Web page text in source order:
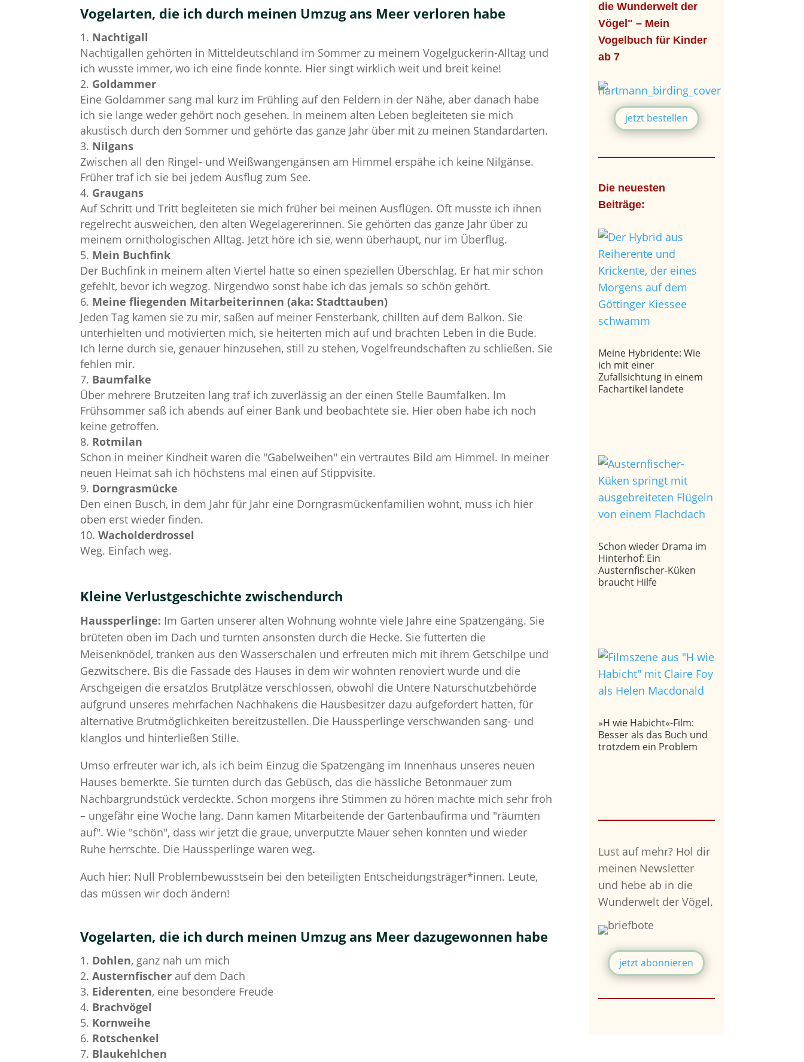
Vogelarten, die ich durch meinen Umzug ans Meer verloren habe
Nachtigall
Nachtigallen gehörten in Mitteldeutschland im Sommer zu meinem Vogelguckerin-Alltag und
ich wusste immer, wo ich eine finde konnte. Hier singt wirklich weit und breit keine!
Goldammer
Eine Goldammer sang mal kurz im Frühling auf den Feldern in der Nähe, aber danach habe
ich sie lange weder gehört noch gesehen. In meinem alten Leben begleiteten sie mich
akustisch durch den Sommer und gehörte das ganze Jahr über mit zu meinen Standardarten.
Nilgans
Zwischen all den Ringel- und Weißwangengänsen am Himmel erspähe ich keine Nilgänse.
Früher traf ich sie bei jedem Ausflug zum See.
Graugans
Auf Schritt und Tritt begleiteten sie mich früher bei meinen Ausflügen. Oft musste ich ihnen
regelrecht ausweichen, den alten Wegelagererinnen. Sie gehörten das ganze Jahr über zu
meinem ornithologischen Alltag. Jetzt höre ich sie, wenn überhaupt, nur im Überflug.
Mein Buchfink
Der Buchfink in meinem alten Viertel hatte so einen speziellen Überschlag. Er hat mir schon
gefehlt, bevor ich wegzog. Nirgendwo sonst habe ich das jemals so schön gehört.
Meine fliegenden Mitarbeiterinnen (aka: Stadttauben)
Jeden Tag kamen sie zu mir, saßen auf meiner Fensterbank, chillten auf dem Balkon. Sie
unterhielten und motivierten mich, sie heiterten mich auf und brachten Leben in die Bude.
Ich lerne durch sie, genauer hinzusehen, still zu stehen, Vogelfreundschaften zu schließen. Sie
fehlen mir.
Baumfalke
Über mehrere Brutzeiten lang traf ich zuverlässig an der einen Stelle Baumfalken. Im
Frühsommer saß ich abends auf einer Bank und beobachtete sie. Hier oben habe ich noch
keine getroffen.
Rotmilan
Schon in meiner Kindheit waren die "Gabelweihen" ein vertrautes Bild am Himmel. In meiner
neuen Heimat sah ich höchstens mal einen auf Stippvisite.
Dorngrasmücke
Den einen Busch, in dem Jahr für Jahr eine Dorngrasmückenfamilien wohnt, muss ich hier
oben erst wieder finden.
Wacholderdrossel
Weg. Einfach weg.
Kleine Verlustgeschichte zwischendurch
Haussperlinge: Im Garten unserer alten Wohnung wohnte viele Jahre eine Spatzengäng. Sie
brüteten oben im Dach und turnten ansonsten durch die Hecke. Sie futterten die
Meisenknödel, tranken aus den Wasserschalen und erfreuten mich mit ihrem Getschilpe und
Gezwitschere. Bis die Fassade des Hauses in dem wir wohnten renoviert wurde und die
Arschgeigen die ersatzlos Brutplätze verschlossen, obwohl die Untere Naturschutzbehörde
aufgrund unseres mehrfachen Nachhakens die Hausbesitzer dazu aufgefordert hatten, für
alternative Brutmöglichkeiten bereitzustellen. Die Haussperlinge verschwanden sang- und
klanglos und hinterließen Stille.
Umso erfreuter war ich, als ich beim Einzug die Spatzengäng im Innenhaus unseres neuen
Hauses bemerkte. Sie turnten durch das Gebüsch, das die hässliche Betonmauer zum
Nachbargrundstück verdeckte. Schon morgens ihre Stimmen zu hören machte mich sehr froh
– ungefähr eine Woche lang. Dann kamen Mitarbeitende der Gartenbaufirma und "räumten
auf". Wie "schön", dass wir jetzt die graue, unverputzte Mauer sehen konnten und wieder
Ruhe herrschte. Die Haussperlinge waren weg.
Auch hier: Null Problembewusstsein bei den beteiligten Entscheidungsträger*innen. Leute,
das müssen wir doch ändern!
Vogelarten, die ich durch meinen Umzug ans Meer dazugewonnen habe
Dohlen, ganz nah um mich
Austernfischer auf dem Dach
Eiderenten, eine besondere Freude
Brachvögel
Kornweihe
Rotschenkel
Blaukehlchen
die Wunderwelt der
Vögel" – Mein
Vogelbuch für Kinder
ab 7
jetzt bestellen
Die neuesten
Beiträge:
Meine Hybridente: Wie
ich mit einer
Zufallsichtung in einem
Fachartikel landete
Schon wieder Drama im
Hinterhof: Ein
Austernfischer-Küken
braucht Hilfe
»H wie Habicht«-Film:
Besser als das Buch und
trotzdem ein Problem
Lust auf mehr? Hol dir
meinen Newsletter
und hebe ab in die
Wunderwelt der Vögel.
jetzt abonnieren